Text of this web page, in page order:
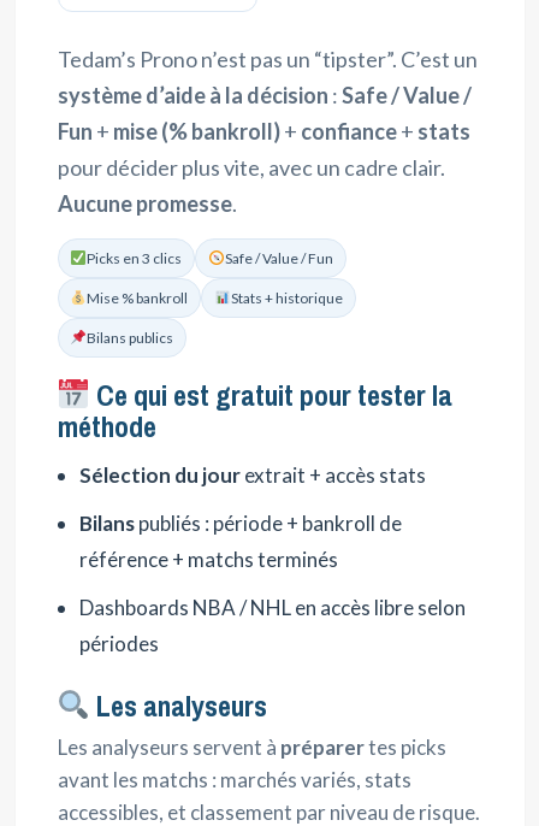
Tedam’s Prono n’est pas un “tipster”. C’est un
système d’aide à la décision :Safe / Value /
Fun + mise (% bankroll)+ confiance+ stats
pour décider plus vite, avec un cadre clair.
Aucune promesse.
Picks en 3 clics Safe / Value / Fun
Mise % bankroll Stats + historique
Bilans publics
Ce qui est gratuit pour tester la
méthode
Sélection du jourextrait + accès stats
Bilanspubliés : période + bankroll de
référence + matchs terminés
Dashboards NBA / NHL en accès libre selon
périodes
Les analyseurs
Les analyseurs servent à préparertes picks
avant les matchs : marchés variés, stats
accessibles, et classement par niveau de risque.